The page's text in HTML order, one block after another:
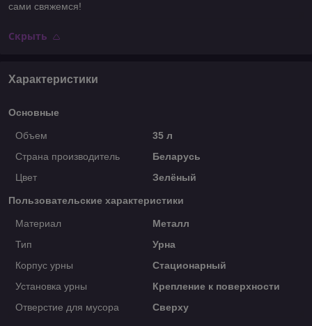
сами свяжемся!
Скрыть
Характеристики
Основные
Объем
35 л
Страна производитель
Беларусь
Цвет
Зелёный
Пользовательские характеристики
Материал
Металл
Тип
Урна
Корпус урны
Стационарный
Установка урны
Крепление к поверхности
Отверстие для мусора
Сверху